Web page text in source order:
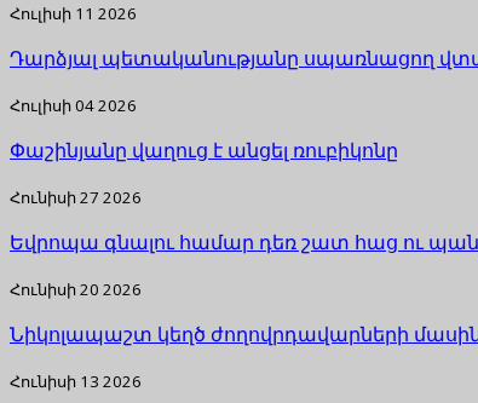
Հուլիսի 11 2026
Դարձյալ պետականությանը սպառնացող
Հուլիսի 04 2026
Փաշինյանը վաղուց է անցել ռուբիկոնը
Հունիսի 27 2026
Եվրոպա գնալու համար դեռ շատ հաց ու
Հունիսի 20 2026
Նիկոլապաշտ կեղծ ժողովրդավարների
Հունիսի 13 2026